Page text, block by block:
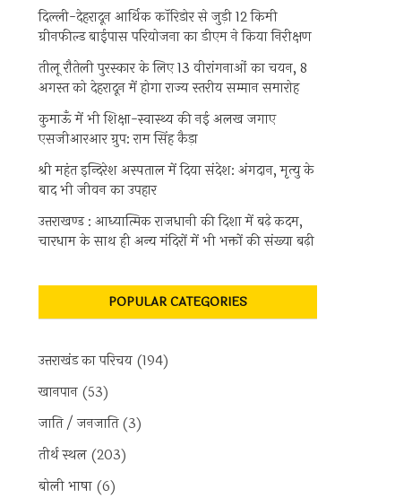
दिल्ली-देहरादून आर्थिक कॉरिडोर से जुड़ी 12 किमी
ग्रीनफील्ड बाईपास परियोजना का डीएम ने किया निरीक्षण
तीलू रौतेली पुरस्कार के लिए 13 वीरांगनाओं का चयन, 8
अगस्त को देहरादून में होगा राज्य स्तरीय सम्मान समारोह
कुमाऊँ में भी शिक्षा-स्वास्थ्य की नई अलख जगाए
एसजीआरआर ग्रुप: राम सिंह कैड़ा
श्री महंत इन्दिरेश अस्पताल में दिया संदेश: अंगदान, मृत्यु के
बाद भी जीवन का उपहार
उत्तराखण्ड : आध्यात्मिक राजधानी की दिशा में बढ़े कदम,
चारधाम के साथ ही अन्य मंदिरों में भी भक्तों की संख्या बढ़ी
POPULAR CATEGORIES
उत्तराखंड का परिचय (194)
खानपान (53)
जाति / जनजाति(3)
तीर्थ स्थल (203)
बोली भाषा (6)